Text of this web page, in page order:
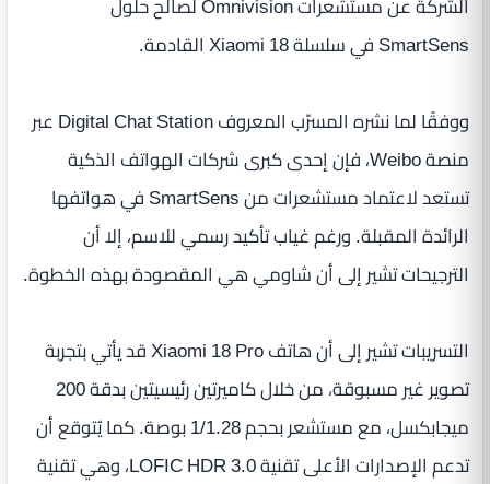
SmartSens في سلسلة Xiaomi 18 القادمة.
ووفقًا لما نشره المسرّب المعروف Digital Chat Station عبر
منصة Weibo، فإن إحدى كبرى شركات الهواتف الذكية
تستعد لاعتماد مستشعرات من SmartSens في هواتفها
الرائدة المقبلة. ورغم غياب تأكيد رسمي للاسم، إلا أن
الترجيحات تشير إلى أن شاومي هي المقصودة بهذه الخطوة.
التسريبات تشير إلى أن هاتف Xiaomi 18 Pro قد يأتي بتجربة
تصوير غير مسبوقة، من خلال كاميرتين رئيسيتين بدقة 200
ميجابكسل، مع مستشعر بحجم 1/1.28 بوصة. كما يُتوقع أن
تدعم الإصدارات الأعلى تقنية LOFIC HDR 3.0، وهي تقنية